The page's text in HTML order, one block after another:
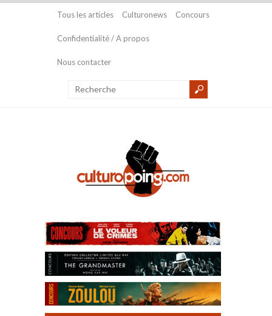
Tous les articles Culturonews Concours
Confidentialité / A propos
Nous contacter